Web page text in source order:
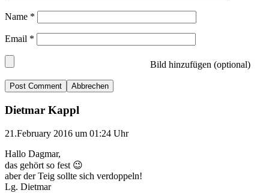
Name *
Email *
Bild hinzufügen (optional)
Abbrechen
Dietmar Kappl
21.February 2016 um 01:24 Uhr
Hallo Dagmar,
das gehört so fest 😉
aber der Teig sollte sich verdoppeln!
Lg. Dietmar